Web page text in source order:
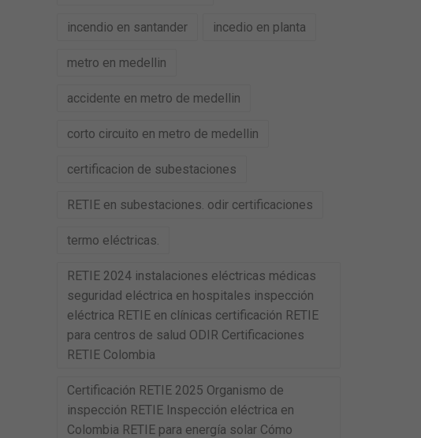
incendio en santander incedio en planta
metro en medellin
accidente en metro de medellin
corto circuito en metro de medellin
certificacion de subestaciones
RETIE en subestaciones. odir certificaciones
termo eléctricas.
RETIE 2024 instalaciones eléctricas médicas
seguridad eléctrica en hospitales inspección
eléctrica RETIE en clínicas certificación RETIE
para centros de salud ODIR Certificaciones
RETIE Colombia
Certificación RETIE 2025 Organismo de
inspección RETIE Inspección eléctrica en
Colombia RETIE para energía solar Cómo